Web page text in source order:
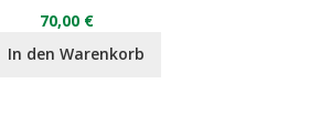
70,00 €
In den Warenkorb